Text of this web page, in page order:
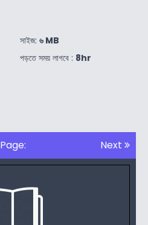
সাইজ: ৬ MB
পড়তে সময় লাগবে : 8hr
Page: Next